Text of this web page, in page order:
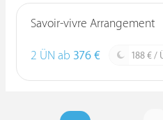
Savoir-vivre Arrangement
2 ÜN ab 376 € 188 € /